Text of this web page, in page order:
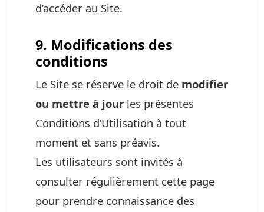
d’accéder au Site.
9. Modifications des
conditions
Le Site se réserve le droit de modifier
ou mettre à jour les présentes
Conditions d’Utilisation à tout
moment et sans préavis.
Les utilisateurs sont invités à
consulter régulièrement cette page
pour prendre connaissance des